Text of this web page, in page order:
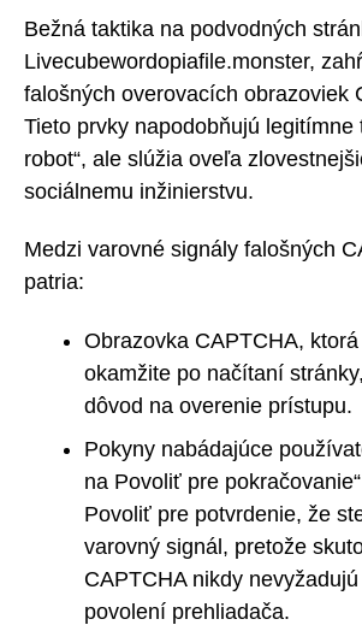
Bežná taktika na podvodných
Livecubewordopiafile.monster,
falošných overovacích obrazoviek
Tieto prvky napodobňujú legitímne
robot“, ale slúžia oveľa
sociálnemu inžinierstvu.
Medzi varovné signály falošných
patria:
Obrazovka CAPTCHA,
okamžite po načítaní
dôvod na overenie prístupu.
Pokyny nabádajúce
na Povoliť pre
Povoliť pre potvrdenie, že
varovný signál, pretože
CAPTCHA nikdy
povolení prehliadača.